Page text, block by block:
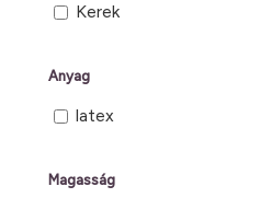
Magasság
Kerek
Anyag
latex